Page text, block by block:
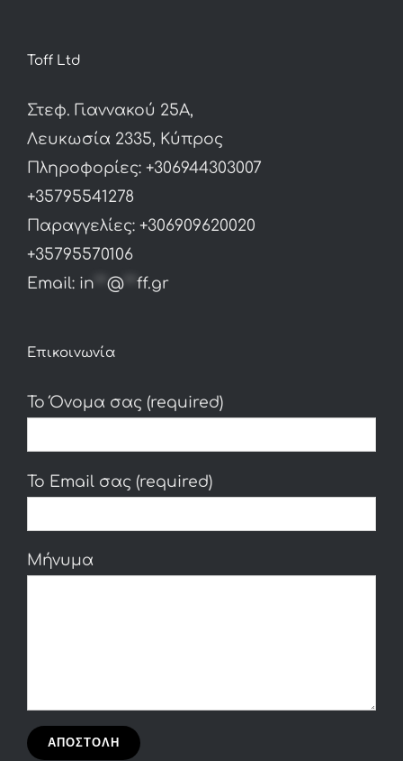
Toff Ltd
Στεφ. Γιαννακού 25Α,
Λευκωσία 2335, Κύπρος
Πληροφορίες: +306944303007
+35795541278
Παραγγελίες: +306909620020
+35795570106
Email: in @ ff.gr
Επικοινωνία
Το Όνομα σας (required)
Το Email σας (required)
Μήνυμα